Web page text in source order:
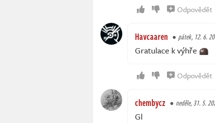
Odpovědět
Havcaaren pátek, 12. 6.
Gratulace k výhře
Odpovědět
chembycz neděle, 31. 5.
Gl